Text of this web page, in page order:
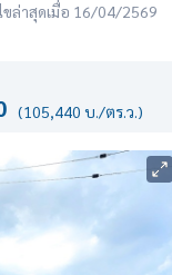
ขล่าสุดเมื่อ 16/04/2569
(105,440 บ./ตร.ว.)